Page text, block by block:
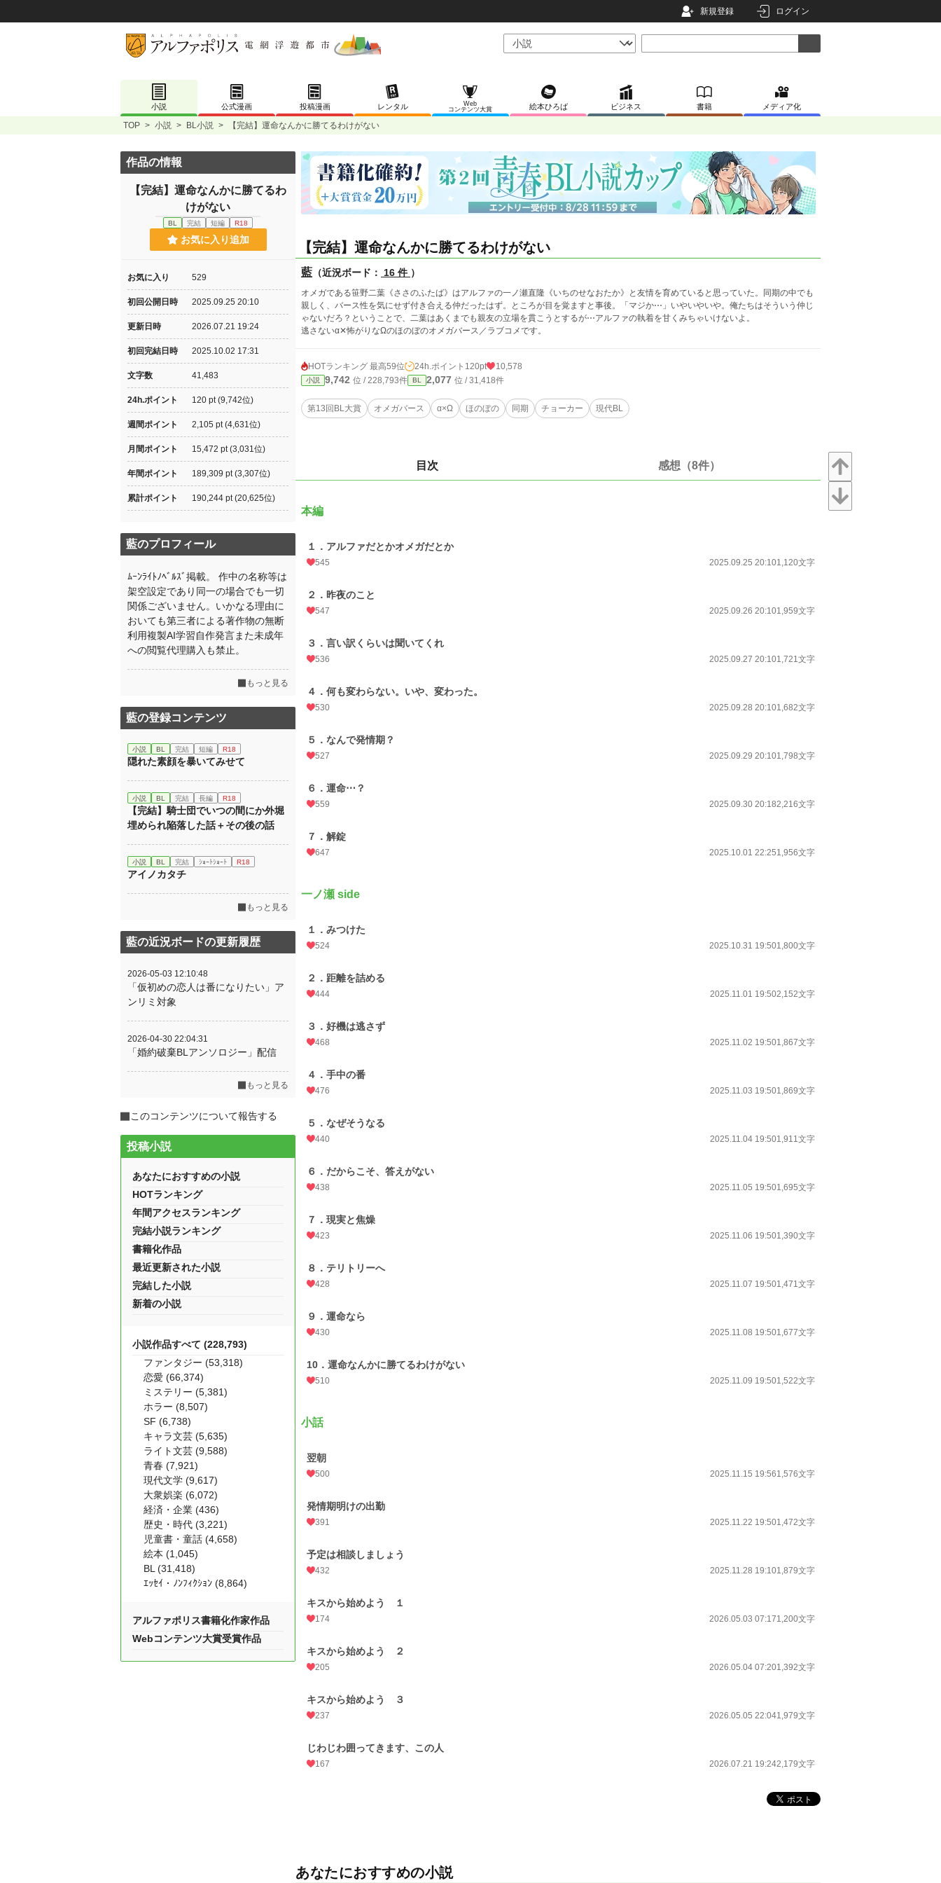
新規登録 ログイン
小説 公式漫画 投稿漫画 レンタル
Web
コンテンツ大賞
絵本ひろば ビジネス 書籍 メディア化
TOP > 小説 > BL小説 > 【完結】運命なんかに勝てるわけがない
【完結】運命なんかに勝てるわけがない
藍 （近況ボード： 16 件 ）
オメガである笹野二葉《ささのふたば》はアルファの一ノ瀬直隆《いちのせなおたか》と友情を育めていると思っていた。同期の中でも
親しく、バース性を気にせず付き合える仲だったはず。ところが目を覚ますと事後。「マジか⋯」いやいやいや。俺たちはそういう仲じ
ゃないだろ？ということで、二葉はあくまでも親友の立場を貫こうとするが⋯アルファの執着を甘くみちゃいけないよ。
逃さないα✕怖がりなΩのほのぼのオメガバース／ラブコメです。
HOTランキング 最高59位 24h.ポイント 120pt 10,578
小説 9,742 位 / 228,793件 BL 2,077 位 / 31,418件
第13回BL大賞 オメガバース α×Ω ほのぼの 同期 チョーカー 現代BL
目次 感想（8件）
本編
１．アルファだとかオメガだとか
545 2025.09.25 20:101,120文字
２．昨夜のこと
547 2025.09.26 20:101,959文字
３．言い訳くらいは聞いてくれ
536 2025.09.27 20:101,721文字
４．何も変わらない。いや、変わった。
530 2025.09.28 20:101,682文字
５．なんで発情期？
527 2025.09.29 20:101,798文字
６．運命⋯？
559 2025.09.30 20:182,216文字
７．解錠
647 2025.10.01 22:251,956文字
一ノ瀬 side
１．みつけた
524 2025.10.31 19:501,800文字
２．距離を詰める
444 2025.11.01 19:502,152文字
３．好機は逃さず
468 2025.11.02 19:501,867文字
４．手中の番
476 2025.11.03 19:501,869文字
５．なぜそうなる
440 2025.11.04 19:501,911文字
６．だからこそ、答えがない
438 2025.11.05 19:501,695文字
７．現実と焦燥
423 2025.11.06 19:501,390文字
８．テリトリーへ
428 2025.11.07 19:501,471文字
９．運命なら
430 2025.11.08 19:501,677文字
10．運命なんかに勝てるわけがない
510 2025.11.09 19:501,522文字
小話
翌朝
500 2025.11.15 19:561,576文字
発情期明けの出勤
391 2025.11.22 19:501,472文字
予定は相談しましょう
432 2025.11.28 19:101,879文字
キスから始めよう １
174 2026.05.03 07:171,200文字
キスから始めよう ２
205 2026.05.04 07:201,392文字
キスから始めよう ３
237 2026.05.05 22:041,979文字
じわじわ囲ってきます、この人
167 2026.07.21 19:242,179文字
あなたにおすすめの小説
作品の情報
【完結】運命なんかに勝てるわ
けがない
BL 完結 短編 R18
お気に入り追加
お気に入り 529
初回公開日時 2025.09.25 20:10
更新日時 2026.07.21 19:24
初回完結日時 2025.10.02 17:31
文字数 41,483
24h.ポイント 120 pt (9,742位)
週間ポイント 2,105 pt (4,631位)
月間ポイント 15,472 pt (3,031位)
年間ポイント 189,309 pt (3,307位)
累計ポイント 190,244 pt (20,625位)
藍のプロフィール
ﾑｰﾝﾗｲﾄﾉﾍﾞﾙｽﾞ掲載。 作中の名称等は
架空設定であり同一の場合でも一切
関係ございません。いかなる理由に
おいても第三者による著作物の無断
利用複製AI学習自作発言また未成年
への閲覧代理購入も禁止。
もっと見る
藍の登録コンテンツ
小説 BL 完結 短編 R18
隠れた素顔を暴いてみせて
小説 BL 完結 長編 R18
【完結】騎士団でいつの間にか外堀
埋められ陥落した話＋その後の話
小説 BL 完結 ｼｮｰﾄｼｮｰﾄ R18
アイノカタチ
もっと見る
藍の近況ボードの更新履歴
2026-05-03 12:10:48
「仮初めの恋人は番になりたい」ア
ンリミ対象
2026-04-30 22:04:31
「婚約破棄BLアンソロジー」配信
もっと見る
このコンテンツについて報告する
投稿小説
あなたにおすすめの小説
HOTランキング
年間アクセスランキング
完結小説ランキング
書籍化作品
最近更新された小説
完結した小説
新着の小説
小説作品すべて (228,793)
ファンタジー (53,318)
恋愛 (66,374)
ミステリー (5,381)
ホラー (8,507)
SF (6,738)
キャラ文芸 (5,635)
ライト文芸 (9,588)
青春 (7,921)
現代文学 (9,617)
大衆娯楽 (6,072)
経済・企業 (436)
歴史・時代 (3,221)
児童書・童話 (4,658)
絵本 (1,045)
BL (31,418)
ｴｯｾｲ・ﾉﾝﾌｨｸｼｮﾝ (8,864)
アルファポリス書籍化作家作品
Webコンテンツ大賞受賞作品